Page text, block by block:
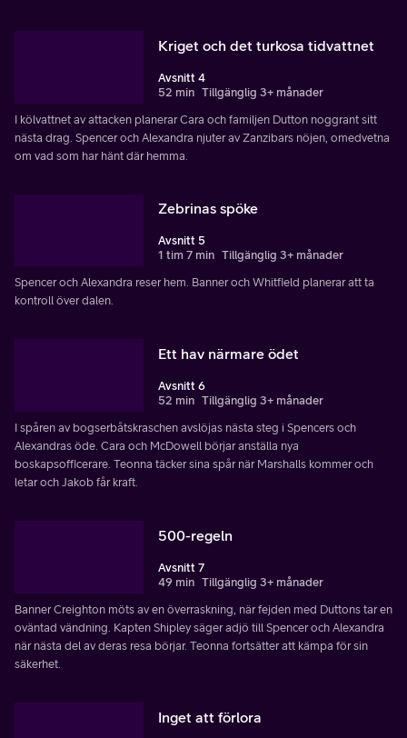
Kriget och det turkosa tidvattnet
Avsnitt 4
52 min Tillgänglig 3+ månader
I kölvattnet av attacken planerar Cara och familjen Dutton noggrant sitt
nästa drag. Spencer och Alexandra njuter av Zanzibars nöjen, omedvetna
om vad som har hänt där hemma.
Zebrinas spöke
Avsnitt 5
1 tim 7 min Tillgänglig 3+ månader
Spencer och Alexandra reser hem. Banner och Whitfield planerar att ta
kontroll över dalen.
Ett hav närmare ödet
Avsnitt 6
52 min Tillgänglig 3+ månader
I spåren av bogserbåtskraschen avslöjas nästa steg i Spencers och
Alexandras öde. Cara och McDowell börjar anställa nya
boskapsofficerare. Teonna täcker sina spår när Marshalls kommer och
letar och Jakob får kraft.
500-regeln
Avsnitt 7
49 min Tillgänglig 3+ månader
Banner Creighton möts av en överraskning, när fejden med Duttons tar en
oväntad vändning. Kapten Shipley säger adjö till Spencer och Alexandra
när nästa del av deras resa börjar. Teonna fortsätter att kämpa för sin
säkerhet.
Inget att förlora